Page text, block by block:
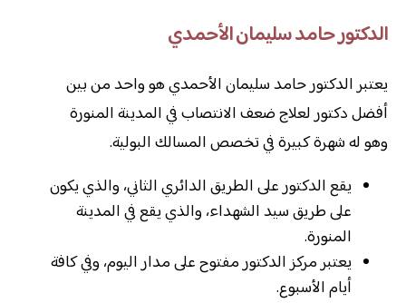
الدكتور حامد سليمان الأحمدي
يعتبر الدكتور حامد سليمان الأحمدي هو واحد من بين
أفضل دكتور لعلاج ضعف الانتصاب في المدينة المنورة
وهو له شهرة كبيرة في تخصص المسالك البولية.
يقع الدكتور على الطريق الدائري الثاني، والذي يكون
على طريق سيد الشهداء، والذي يقع في المدينة
المنورة.
يعتبر مركز الدكتور مفتوح على مدار اليوم، وفي كافة
أيام الأسبوع.